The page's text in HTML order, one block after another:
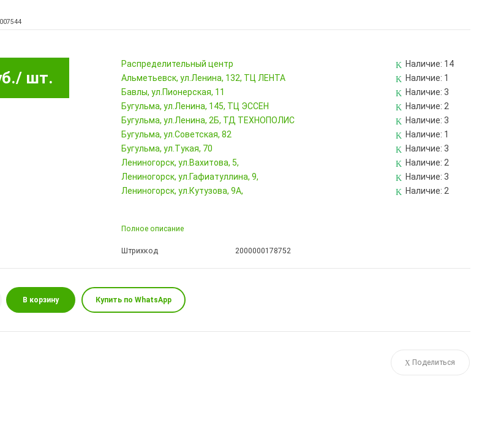
/ шт.
Pаспределительный центр Наличие: 14
Альметьевск, ул.Ленина, 132, ТЦ ЛЕНТА
Наличие: 1
Бавлы, ул.Пионерская, 11
Наличие: 3
Бугульма, ул.Ленина, 145, ТЦ ЭССЕН
Наличие: 2
Бугульма, ул.Ленина, 2Б, ТД ТЕХНОПОЛИС
Наличие: 3
Бугульма, ул.Советская, 82
Наличие: 1
Бугульма, ул.Тукая, 70
Наличие: 3
Лениногорск, ул.Вахитова, 5,
Наличие: 2
Лениногорск, ул.Гафиатуллина, 9,
Наличие: 3
Лениногорск, ул.Кутузова, 9А,
Наличие: 2
Полное описание
Штрихкод 2000000178752
В корзину Купить по WhatsApp
Поделиться